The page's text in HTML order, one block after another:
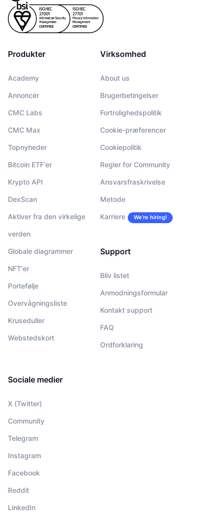
Produkter
Academy
Annoncér
CMC Labs
CMC Max
Topnyheder
Bitcoin ETF'er
Krypto API
DexScan
Aktiver fra den virkelige
verden
Globale diagrammer
NFT'er
Portefølje
Overvågningsliste
Kruseduller
Webstedskort
Virksomhed
About us
Brugerbetingelser
Fortrolighedspolitik
Cookie-præferencer
Cookiepolitik
Regler for Community
Ansvarsfraskrivelse
Metode
Karriere We’re hiring!
Support
Bliv listet
Anmodningsformular
Kontakt support
FAQ
Ordforklaring
Sociale medier
X (Twitter)
Community
Telegram
Instagram
Facebook
Reddit
LinkedIn